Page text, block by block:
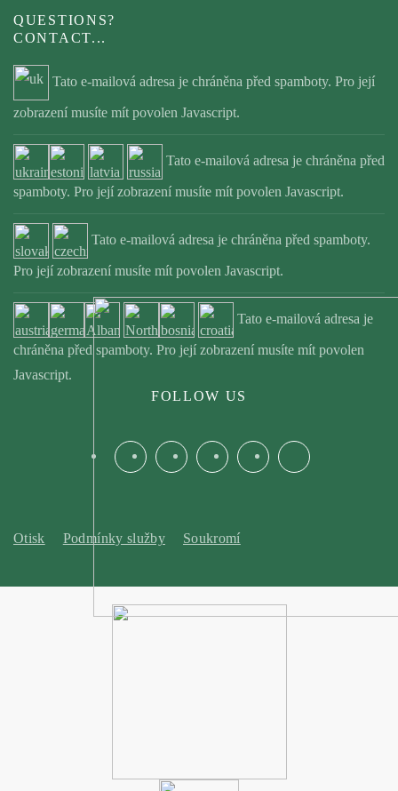
QUESTIONS?
CONTACT...
Tato e-mailová adresa je chráněna před spamboty. Pro její
zobrazení musíte mít povolen Javascript.
Tato e-mailová adresa je chráněna před
spamboty. Pro její zobrazení musíte mít povolen Javascript.
Tato e-mailová adresa je chráněna před spamboty.
Pro její zobrazení musíte mít povolen Javascript.
Tato e-mailová adresa je
chráněna před spamboty. Pro její zobrazení musíte mít povolen
Javascript.
FOLLOW US
Otisk Podmínky služby Soukromí